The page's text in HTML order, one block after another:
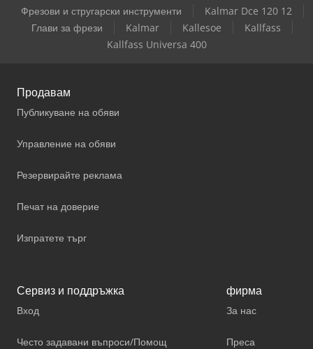
Фрезови и стругарски инструменти
Kalmar Dce 120 12
Глави за фрези
Kalmar Kallesoe
Kallfass
Kallfass Universa 400
Продавам
Публикуване на обяви
Управление на обяви
Резервирайте реклама
Печат на доверие
Изпратете търг
Сервиз и поддръжка
Вход
Често задавани въпроси/Помощ
фирма
За нас
Преса